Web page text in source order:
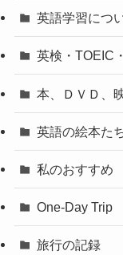
英語学習につ
英検・TOEIC
本、ＤＶＤ、
英語の絵本た
私のおすすめ
One-Day Trip
旅行の記録